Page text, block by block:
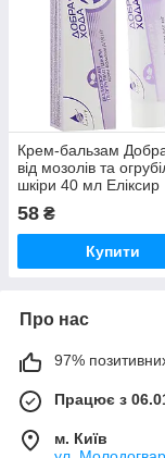
Крем-бальзам
від мозолів та
шкіри 40 мл Еліксир
(оригінал)
58 ₴
Купити
Про нас
97%
Працює з
м. Київ